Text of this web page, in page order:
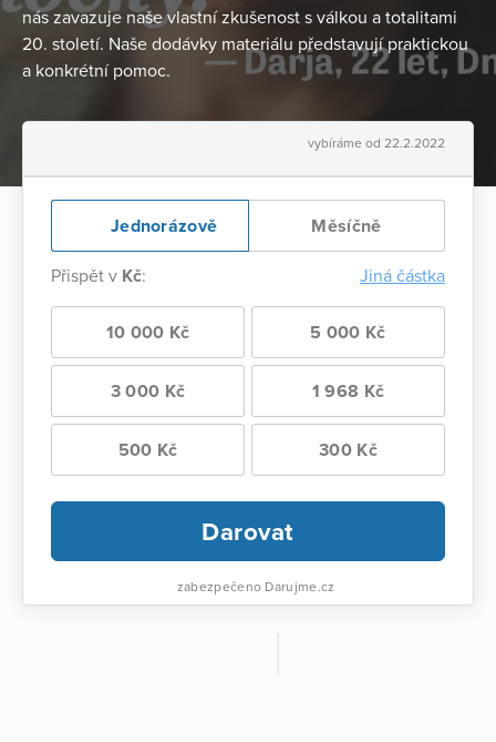
nás zavazuje naše vlastní zkušenost s válkou a totalitami
20. století. Naše dodávky materiálu představují praktickou
a konkrétní pomoc.
vybíráme od 22.2.2022
Jednorázově Měsíčně
Přispět v Kč: Jiná částka
10 000 Kč 5 000 Kč
3 000 Kč 1 968 Kč
500 Kč 300 Kč
Darovat
zabezpečeno Darujme.cz